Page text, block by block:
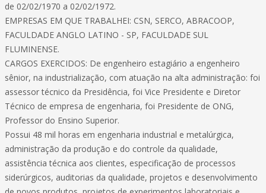
de 02/02/1970 a 02/02/1972.
EMPRESAS EM QUE TRABALHEI: CSN, SERCO, ABRACOOP,
FACULDADE ANGLO LATINO - SP, FACULDADE SUL
FLUMINENSE.
CARGOS EXERCIDOS: De engenheiro estagiário a engenheiro
sênior, na industrialização, com atuação na alta administração: foi
assessor técnico da Presidência, foi Vice Presidente e Diretor
Técnico de empresa de engenharia, foi Presidente de ONG,
Professor do Ensino Superior.
Possui 48 mil horas em engenharia industrial e metalúrgica,
administração da produção e do controle da qualidade,
assistência técnica aos clientes, especificação de processos
siderúrgicos, auditorias da qualidade, projetos e desenvolvimento